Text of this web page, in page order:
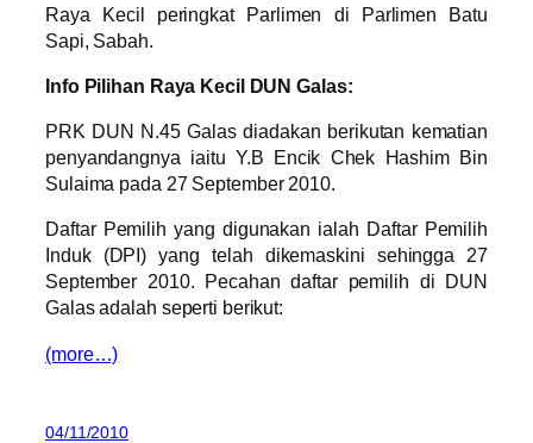
Raya Kecil peringkat Parlimen di Parlimen Batu
Sapi, Sabah.
Info Pilihan Raya Kecil DUN Galas:
PRK DUN N.45 Galas diadakan berikutan kematian
penyandangnya iaitu Y.B Encik Chek Hashim Bin
Sulaima pada 27 September 2010.
Daftar Pemilih yang digunakan ialah Daftar Pemilih
Induk (DPI) yang telah dikemaskini sehingga 27
September 2010. Pecahan daftar pemilih di DUN
Galas adalah seperti berikut:
(more…)
04/11/2010